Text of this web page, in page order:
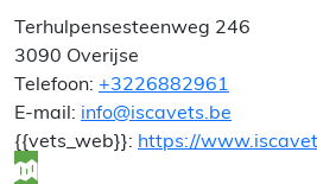
Terhulpensesteenweg 246
3090 Overijse
Telefoon: +3226882961
E-mail: info@iscavets.be
{{vets_web}}: https://